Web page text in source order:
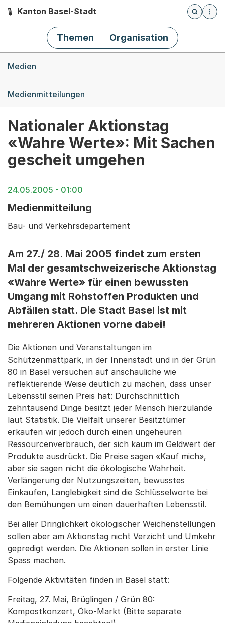
Hauptnavigation
Kanton Basel-Stadt
Öffnet
Themen Organisation
Medien
Medienmitteilungen
Nationaler Aktionstag
«Wahre Werte»: Mit Sachen
gescheit umgehen
24.05.2005 - 01:00
Medienmitteilung
Bau- und Verkehrsdepartement
Am 27./ 28. Mai 2005 findet zum ersten
Mal der gesamtschweizerische Aktionstag
«Wahre Werte» für einen bewussten
Umgang mit Rohstoffen Produkten und
Abfällen statt. Die Stadt Basel ist mit
mehreren Aktionen vorne dabei!
Die Aktionen und Veranstaltungen im
Schützenmattpark, in der Innenstadt und in der Grün
80 in Basel versuchen auf anschauliche wie
reflektierende Weise deutlich zu machen, dass unser
Lebensstil seinen Preis hat: Durchschnittlich
zehntausend Dinge besitzt jeder Mensch hierzulande
laut Statistik. Die Vielfalt unserer Besitztümer
erkaufen wir jedoch durch einen ungeheuren
Ressourcenverbrauch, der sich kaum im Geldwert der
Produkte ausdrückt. Die Preise sagen «Kauf mich»,
aber sie sagen nicht die ökologische Wahrheit.
Verlängerung der Nutzungszeiten, bewusstes
Einkaufen, Langlebigkeit sind die Schlüsselworte bei
den Bemühungen um einen dauerhaften Lebensstil.
Bei aller Dringlichkeit ökologischer Weichenstellungen
sollen aber am Aktionstag nicht Verzicht und Umkehr
gepredigt werden. Die Aktionen sollen in erster Linie
Spass machen.
Folgende Aktivitäten finden in Basel statt:
Freitag, 27. Mai, Brüglingen / Grün 80:
Kompostkonzert, Öko-Markt (Bitte separate